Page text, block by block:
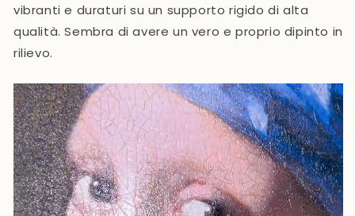
vibranti e duraturi su un supporto rigido di alta
qualità. Sembra di avere un vero e proprio dipinto in
rilievo.